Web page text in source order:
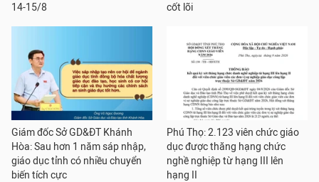
14-15/8
cốt lõi
Giám đốc Sở GD&ĐT Khánh
Hòa: Sau hơn 1 năm sáp nhập,
giáo dục tỉnh có nhiều chuyển
biến tích cực
Phú Thọ: 2.123 viên chức giáo
dục được thăng hạng chức
nghề nghiệp từ hạng III lên
hạng II